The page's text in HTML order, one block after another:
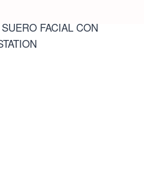
FACIAL CON